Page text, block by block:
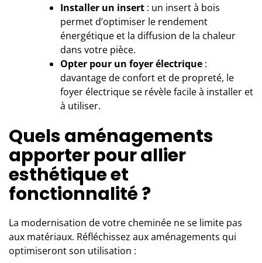
Installer un insert : un insert à bois
permet d’optimiser le rendement
énergétique et la diffusion de la chaleur
dans votre pièce.
Opter pour un foyer électrique :
davantage de confort et de propreté, le
foyer électrique se révèle facile à installer et
à utiliser.
Quels aménagements
apporter pour allier
esthétique et
fonctionnalité ?
La modernisation de votre cheminée ne se limite pas
aux matériaux. Réfléchissez aux aménagements qui
optimiseront son utilisation :